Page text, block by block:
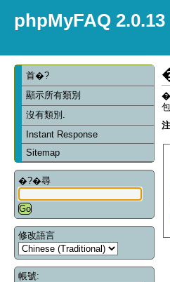
phpMyFAQ 2.0.13
首�?
顯示所有類別
沒有類別.
Instant Response
Sitemap
�?�尋
修改語言
帳號: